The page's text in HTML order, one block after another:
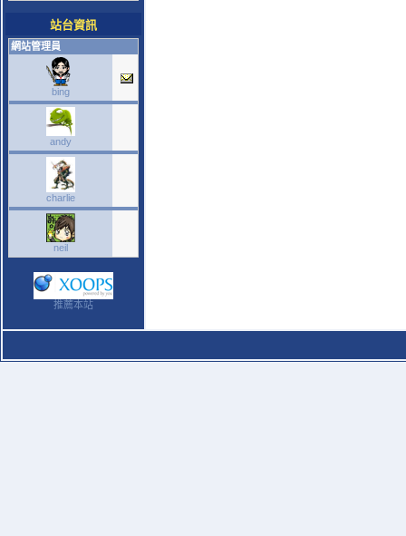
站台資訊
網站管理員
bing
andy
charlie
neil
推薦本站